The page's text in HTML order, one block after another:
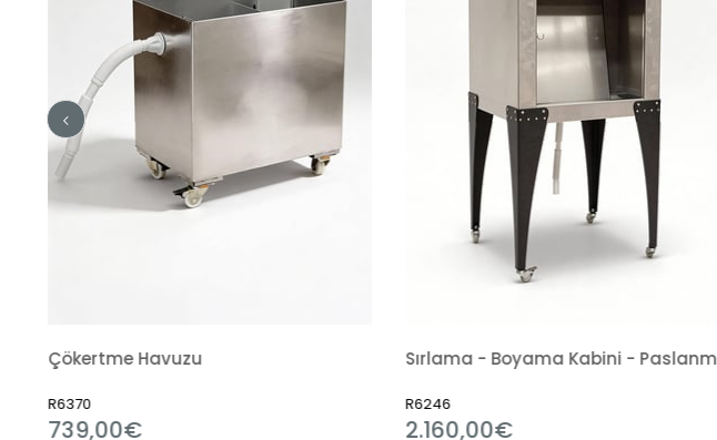
Çökertme Havuzu
R6370
739,00€
R6246
2.160,00€